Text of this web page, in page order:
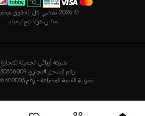
من علامات رائدة مثلتمبرلاندو لاكوست وغانتو
صورة سواء كنت متوجهاً إلى عملك أو تقضي عطلة
ستجد لدينا في مجموعة التيشيرتات والقمصان كل ما
وفي نزهاتك مع أصدقائك. واطلع على الكنزات والهوديز و
وألوان متعددة لتكون بكامل أناقتك في كافة المناسبات.
© 2026 نمشي. كل الحقوق محفوظة
نمشي هولدينج ليميتد
شركة أزيائي الجميلة للتجارة
رقم السجل التجاري 4030356009
ضريبة القيمة المضافة - رقم 310398596400003